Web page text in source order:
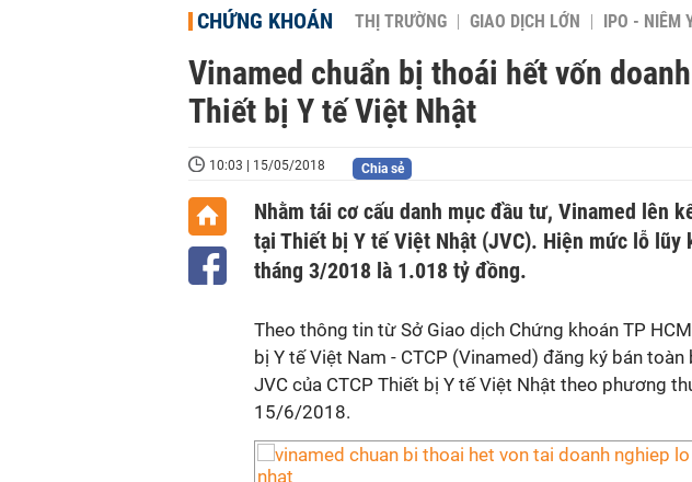
CHỨNG KHOÁN THỊ TRƯỜNG GIAO DỊCH LỚN IPO - NIÊM
Vinamed chuẩn bị thoái hết vốn
Thiết bị Y tế Việt Nhật
10:03 | 15/05/2018 Chia sẻ
Nhằm tái cơ cấu danh mục đầu tư, Vinamed lên
tại Thiết bị Y tế Việt Nhật (JVC). Hiện mức lỗ lũy
tháng 3/2018 là 1.018 tỷ đồng.
Theo thông tin từ Sở Giao dịch Chứng khoán TP
bị Y tế Việt Nam - CTCP (Vinamed) đăng ký bán
JVC của CTCP Thiết bị Y tế Việt Nhật theo phương
15/6/2018.